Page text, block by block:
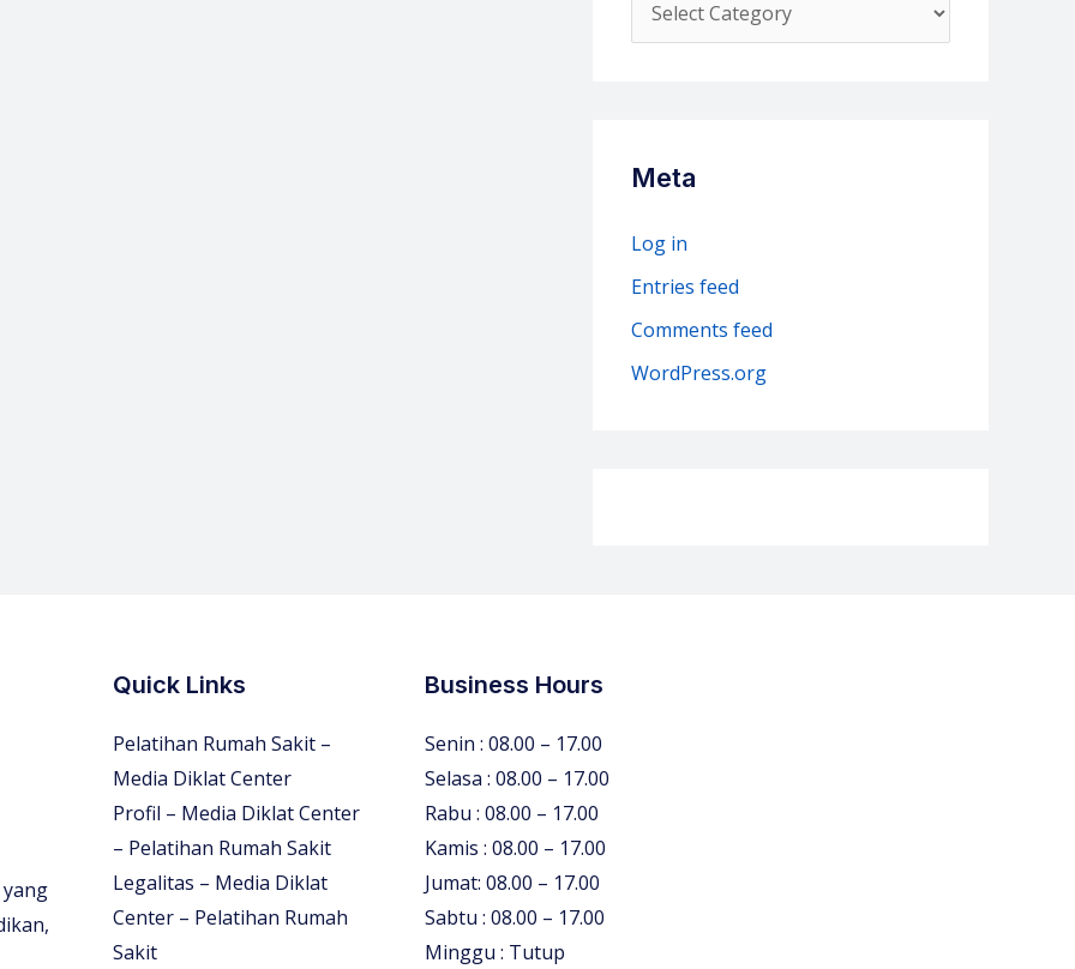
a
o
r
Meta
Log in
Entries feed
Comments feed
WordPress.org
Quick Links
Pelatihan Rumah Sakit –
Media Diklat Center
Profil – Media Diklat Center
– Pelatihan Rumah Sakit
Legalitas – Media Diklat
Center – Pelatihan Rumah
Sakit
Business Hours
Senin : 08.00 – 17.00
Selasa : 08.00 – 17.00
Rabu : 08.00 – 17.00
Kamis : 08.00 – 17.00
Jumat: 08.00 – 17.00
Sabtu : 08.00 – 17.00
Minggu : Tutup